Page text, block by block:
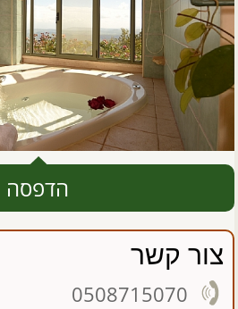
הדפסה
צור קשר
0508715070